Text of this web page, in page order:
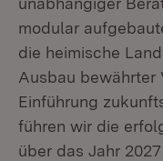
modular
die heimische
Ausbau bewährter
Einführung
führen wir die
über das Jahr